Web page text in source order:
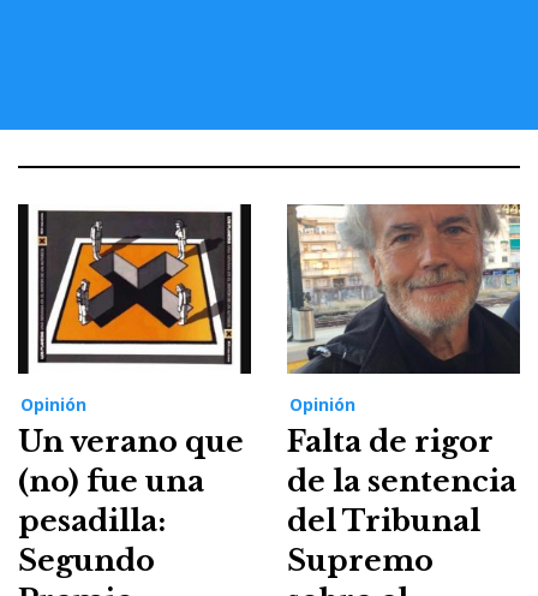
Opinión
Un verano que
(no) fue una
pesadilla:
Segundo
Opinión
Falta de rigor
de la sentencia
del Tribunal
Supremo